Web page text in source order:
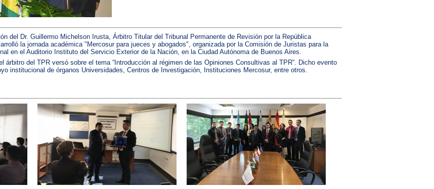
del Dr. Guillermo Michelson Irusta, Árbitro Titular del Tribunal Permanente de Revisión por la República
la jornada académica "Mercosur para jueces y abogados", organizada por la Comisión de Juristas para la
en el Auditorio Instituto del Servicio Exterior de la Nación, en la Ciudad Autónoma de Buenos Aires.
árbitro del TPR versó sobre el tema “Introducción al régimen de las Opiniones Consultivas al TPR”. Dicho evento
institucional de órganos Universidades, Centros de Investigación, Instituciones Mercosur, entre otros.